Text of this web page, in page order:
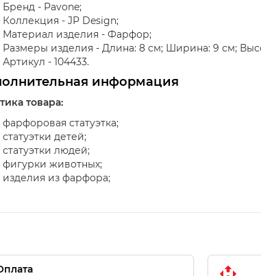
Бренд - Pavone;
Коллекция - JP Design;
Материал изделия - Фарфор;
Размеры изделия - Длина: 8 см; Ширина: 9 см;
Артикул - 104433.
информация
товара:
фарфоровая статуэтка;
статуэтки детей;
статуэтки людей;
фигурки животных;
изделия из фарфора;